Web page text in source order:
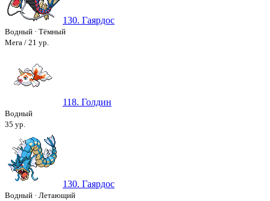
130. Гаярдос
Водный · Тёмный
Мега / 21 ур.
118. Голдин
Водный
35 ур.
130. Гаярдос
Водный · Летающий